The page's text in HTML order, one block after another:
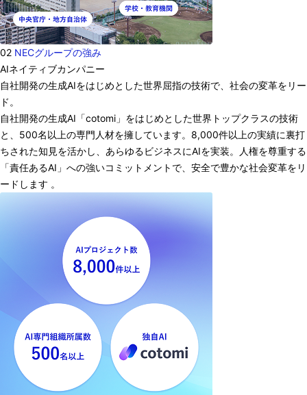
02 NECグループの強み
AIネイティブカンパニー
自社開発の生成AIをはじめとした世界屈指の技術で、社会の変革をリー
ド。
自社開発の生成AI「cotomi」をはじめとした世界トップクラスの技術
と、500名以上の専門人材を擁しています。8,000件以上の実績に裏打
ちされた知見を活かし、あらゆるビジネスにAIを実装。人権を尊重する
「責任あるAI」への強いコミットメントで、安全で豊かな社会変革をリ
ードします 。